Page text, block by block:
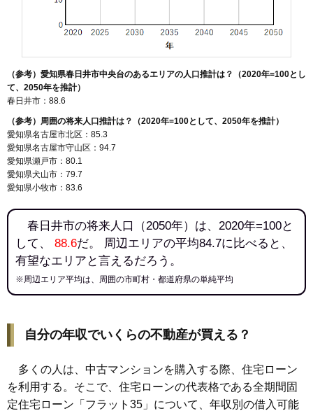
（参考）愛知県春日井市中央台のあるエリアの人口推計は？（2020年=100とし
て、2050年を推計）
春日井市：88.6
（参考）周囲の将来人口推計は？（2020年=100として、2050年を推計）
愛知県名古屋市北区：85.3
愛知県名古屋市守山区：94.7
愛知県瀬戸市：80.1
愛知県犬山市：79.7
愛知県小牧市：83.6
春日井市の将来人口（2050年）は、2020年=100と
して、 88.6だ。 周辺エリアの平均84.7に比べると、
有望なエリアと言えるだろう。
※周辺エリア平均は、周囲の市町村・都道府県の単純平均
自分の年収でいくらの不動産が買える？
多くの人は、中古マンションを購入する際、住宅ローン
を利用する。そこで、住宅ローンの代表格である全期間固
定住宅ローン「フラット35」について、年収別の借入可能